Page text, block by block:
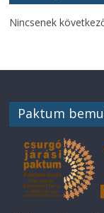
Nincsenek
Paktum